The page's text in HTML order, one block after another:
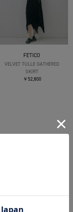
FETICO
VELVET TULLE GATHERED
SKIRT
￥52,800